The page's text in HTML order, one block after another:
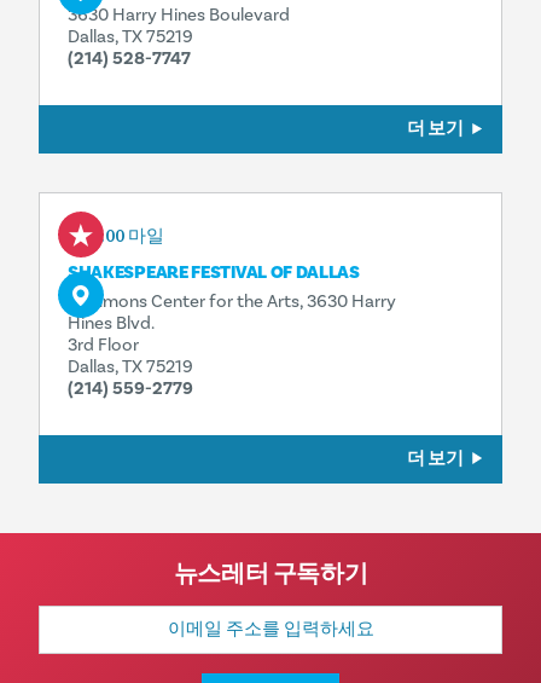
3630 Harry Hines Boulevard
Dallas, TX 75219
(214) 528-7747
더 보기
0.00 마일
SHAKESPEARE FESTIVAL OF DALLAS
Sammons Center for the Arts, 3630 Harry
Hines Blvd.
3rd Floor
Dallas, TX 75219
(214) 559-2779
더 보기
뉴스레터 구독하기
이
일